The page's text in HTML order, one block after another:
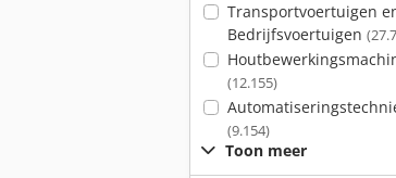
Transportvoertuigen
Bedrijfsvoertuigen
(12.155)
(9.154)
Toon meer